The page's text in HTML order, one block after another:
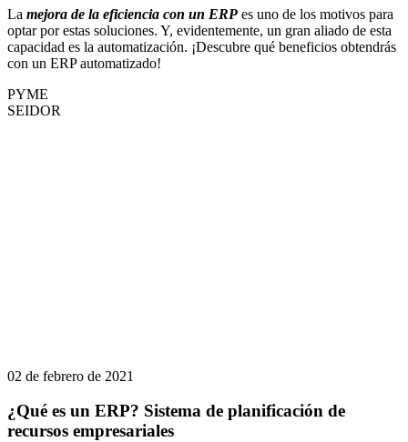
La mejora de la eficiencia con un ERP es uno de los motivos para
optar por estas soluciones. Y, evidentemente, un gran aliado de esta
capacidad es la automatización. ¡Descubre qué beneficios obtendrás
con un ERP automatizado!
PYME
SEIDOR
02 de febrero de 2021
¿Qué es un ERP? Sistema de planificación de
recursos empresariales